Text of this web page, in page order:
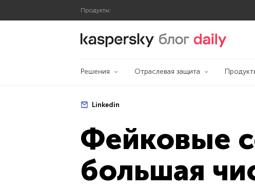
Продукты:
Блог Касперского
Решения Отраслевая защита
Linkedin
Фейковые
большая